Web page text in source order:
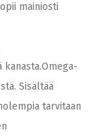
mainiosti
kanasta.Omega-
Sisältää
tarvitaan